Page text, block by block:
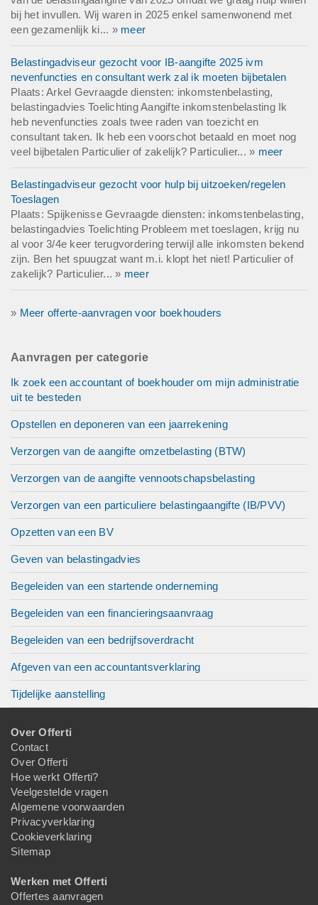
bij het invullen. Wij waren in 2025 enkel samenwonend met
een gezamenlijk ki... » meer
Belastingadviseur gezocht voor IB-aangifte 2025 ivm
nevenfuncties en consultant werk zal ik moeten bijbetalen
Plaats: Arkel Gevraagde diensten: inkomstenbelasting,
belastingadvies Toelichting Aangifte inkomstenbelasting Ik
heb nevenfuncties zoals twee raden van toezicht en
consultant taken. Ik heb een voorschot betaald en moet nog
veel bijbetalen Particulier of zakelijk? Particulier... » meer
Belastingadviseur gezocht voor hulp bij uitzoeken/regelen
Toeslagen
Plaats: Spijkenisse Gevraagde diensten: inkomstenbelasting,
belastingadvies Toelichting Probleem met toeslagen, krijg nu
al voor 3/4e keer terugvordering terwijl alle inkomsten bekend
zijn. Ben het spuugzat want m.i. klopt het niet! Particulier of
zakelijk? Particulier... » meer
» Meer offerte-aanvragen voor boekhouders
Aanvragen per categorie
Ik zoek een accountant of boekhouder om mijn administratie
uit te besteden
Opstellen en deponeren van een jaarrekening
Verzorgen van de aangifte omzetbelasting (BTW)
Verzorgen van de aangifte vennootschapsbelasting
Verzorgen van een particuliere belastingaangifte (IB/PVV)
Opzetten van een BV
Geven van belastingadvies
Begeleiden van een startende onderneming
Begeleiden van een financieringsaanvraag
Begeleiden van een bedrijfsoverdracht
Afgeven van een accountantsverklaring
Tijdelijke aanstelling
Over Offerti
Contact
Over Offerti
Hoe werkt Offerti?
Veelgestelde vragen
Algemene voorwaarden
Privacyverklaring
Cookieverklaring
Sitemap
Werken met Offerti
Offertes aanvragen